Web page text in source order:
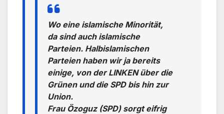
Wo eine islamische Minorität,
da sind auch islamische
Parteien. Halbislamischen
Parteien haben wir ja bereits
einige, von der LINKEN über die
Grünen und die SPD bis hin zur
Union.
Frau Özoguz (SPD) sorgt eifrig